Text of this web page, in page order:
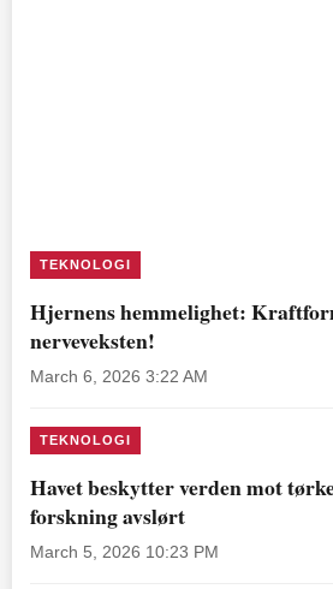
TEKNOLOGI
Hjernens hemmelighet:
nerveveksten!
March 6, 2026 3:22 AM
TEKNOLOGI
Havet beskytter verden mot
forskning avslørt
March 5, 2026 10:23 PM